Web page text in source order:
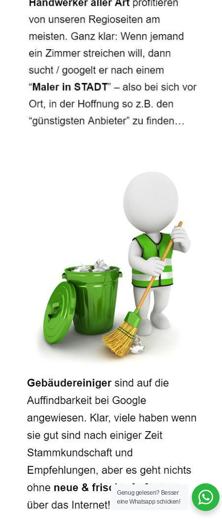
Genug gelesen? Besser
eine Whatsapp schicken!